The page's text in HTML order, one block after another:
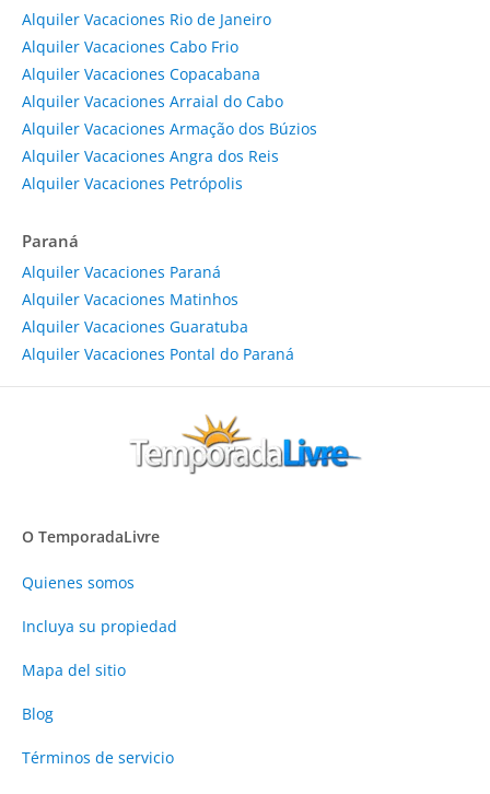
Alquiler Vacaciones Rio de Janeiro
Alquiler Vacaciones Cabo Frio
Alquiler Vacaciones Copacabana
Alquiler Vacaciones Arraial do Cabo
Alquiler Vacaciones Armação dos Búzios
Alquiler Vacaciones Angra dos Reis
Alquiler Vacaciones Petrópolis
Paraná
Alquiler Vacaciones Paraná
Alquiler Vacaciones Matinhos
Alquiler Vacaciones Guaratuba
Alquiler Vacaciones Pontal do Paraná
O TemporadaLivre
Quienes somos
Incluya su propiedad
Mapa del sitio
Blog
Términos de servicio